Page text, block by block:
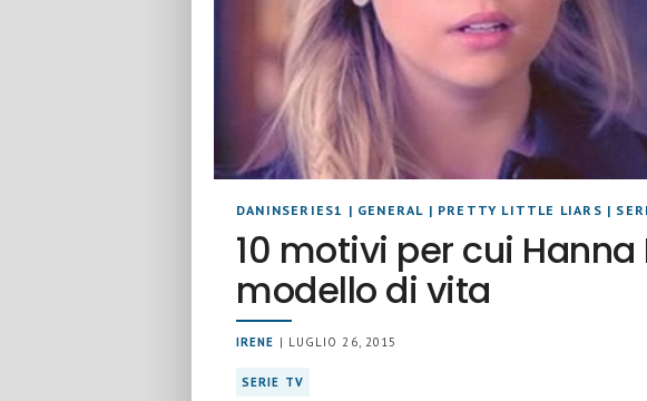
DANINSERIES1 | GENERAL | PRETTY LITTLE LIARS |
10 motivi per cui Hanna
modello di vita
IRENE | LUGLIO 26, 2015
SERIE TV